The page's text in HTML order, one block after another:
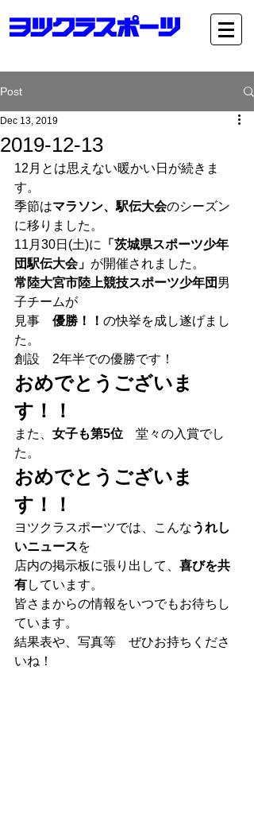
Post
2019-12-13
Dec 13, 2019
12月とは思えない暖かい日が続きま
す。
季節はマラソン、駅伝大会のシーズン
に移りました。
11月30日(土)に
「茨城県スポーツ少年
団駅伝大会」 が開催されました。
常陸大宮市陸上競技スポーツ少年団 男
子チームが
見事 優勝！！ の快挙を成し遂げまし
た。
創設　2年半での優勝です！
おめでとうございま
す！！
また、 女子も第5位 堂々の入賞でし
た。
おめでとうございま
す！！
ヨツクラスポーツでは、こんなうれし
いニュースを
店内の掲示板に張り出して、 喜びを共
有しています。
皆さまからの情報をいつでもお待ちし
ています。
結果表や、写真等　ぜひお持ちくださ
いね！